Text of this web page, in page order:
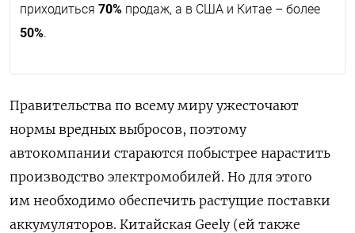
приходиться 70% продаж, а в США и Китае – более
50%.
Правительства по всему миру ужесточают
нормы вредных выбросов, поэтому
автокомпании стараются побыстрее нарастить
производство электромобилей. Но для этого
им необходимо обеспечить растущие поставки
аккумуляторов. Китайская Geely (ей также